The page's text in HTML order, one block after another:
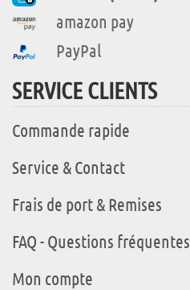
amazon pay
PayPal
SERVICE CLIENTS
Commande rapide
Service & Contact
Frais de port & Remises
FAQ - Questions fréquentes
Mon compte